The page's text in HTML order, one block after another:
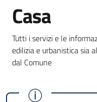
Casa
Tutti i servizi e le
edilizia e urbanistica sia
dal Comune